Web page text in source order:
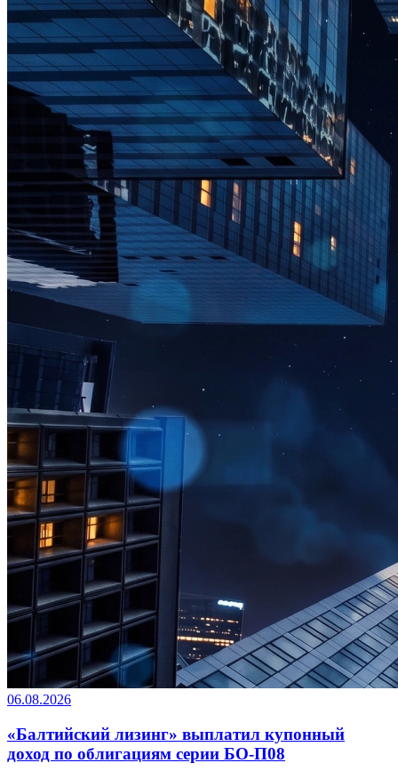
06.08.2026
«Балтийский лизинг» выплатил купонный
доход по облигациям серии БО-П08